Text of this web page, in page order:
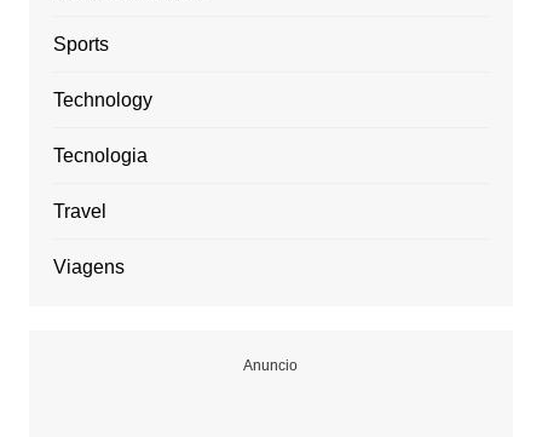
Sports
Technology
Tecnologia
Travel
Viagens
Anuncio